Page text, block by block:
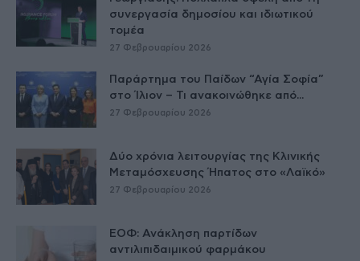
συνεργασία δημοσίου και ιδιωτικού
τομέα
27 Φεβρουαρίου 2026
Παράρτημα του Παίδων “Αγία Σοφία”
στο Ίλιον – Τι ανακοινώθηκε από...
27 Φεβρουαρίου 2026
Δύο χρόνια λειτουργίας της Κλινικής
Μεταμόσχευσης Ήπατος στο «Λαϊκό»
27 Φεβρουαρίου 2026
ΕΟΦ: Ανάκληση παρτίδων
αντιλιπιδαιμικού φαρμάκου